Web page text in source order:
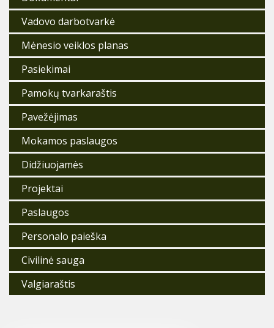
Vadovo darbotvarkė
Mėnesio veiklos planas
Pasiekimai
Pamokų tvarkaraštis
Pavežėjimas
Mokamos paslaugos
Didžiuojamės
Projektai
Paslaugos
Personalo paieška
Civilinė sauga
Valgiaraštis